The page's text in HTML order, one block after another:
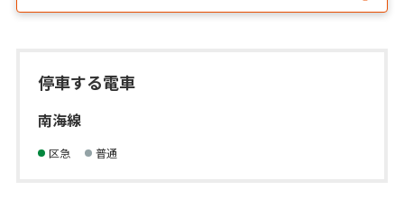
停車する電車
南海線
区急 普通